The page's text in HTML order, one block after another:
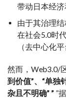
带动日本经济
由于其治理
在社会5.0时
（去中心化
然而，Web3.0/
到价值”、“单独
杂且不明确” ” ”